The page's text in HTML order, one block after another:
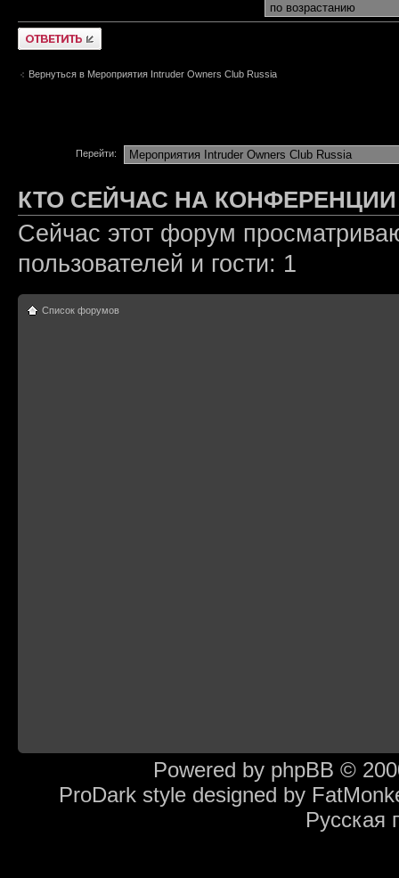
Ответить
Вернуться в Мероприятия Intruder Owners Club Russia
Перейти:
КТО СЕЙЧАС НА КОНФЕРЕНЦИИ
Сейчас этот форум
пользователей и гости: 1
Список форумов
Powered by phpBB ©
ProDark style designed by
Русская